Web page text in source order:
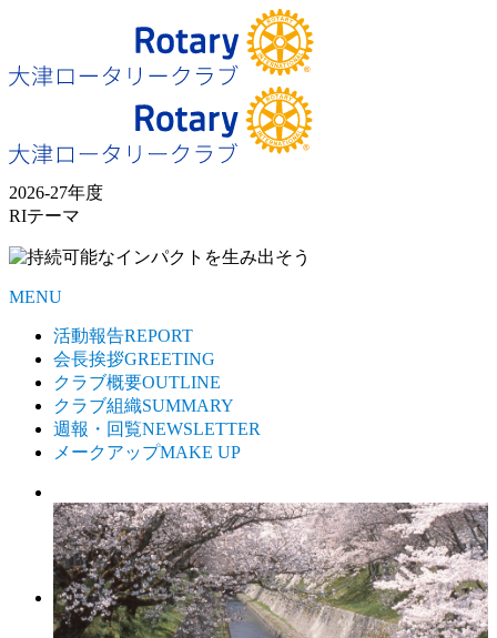
2026-27年度
RIテーマ
MENU
活動報告REPORT
会長挨拶GREETING
クラブ概要OUTLINE
クラブ組織SUMMARY
週報・回覧NEWSLETTER
メークアップMAKE UP